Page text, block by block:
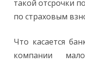
такой отсрочки
по страховым
Что касается
компании